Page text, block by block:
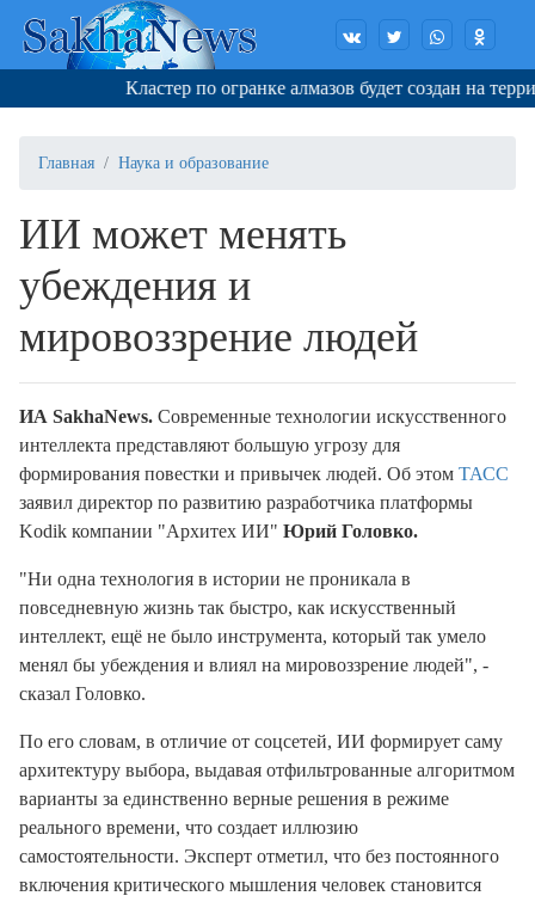
Кластер по огранке алмазов будет создан на
Главная Наука и образование
ИИ может менять
убеждения и
мировоззрение людей
ИА SakhaNews. Современные технологии искусственного
интеллекта представляют большую угрозу для
формирования повестки и привычек людей. Об этом ТАСС
заявил директор по развитию разработчика платформы
Kodik компании "Архитех ИИ" Юрий Головко.
"Ни одна технология в истории не проникала в
повседневную жизнь так быстро, как искусственный
интеллект, ещё не было инструмента, который так умело
менял бы убеждения и влиял на мировоззрение людей", -
сказал Головко.
По его словам, в отличие от соцсетей, ИИ формирует саму
архитектуру выбора, выдавая отфильтрованные алгоритмом
варианты за единственно верные решения в режиме
реального времени, что создает иллюзию
самостоятельности. Эксперт отметил, что без постоянного
включения критического мышления человек становится